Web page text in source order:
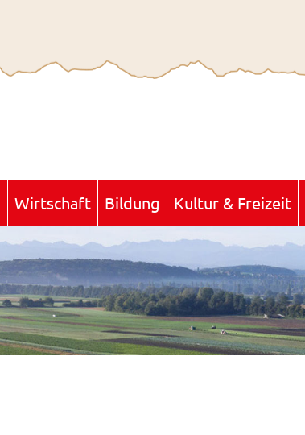
Wirtschaft Bildung Kultur & Freizeit